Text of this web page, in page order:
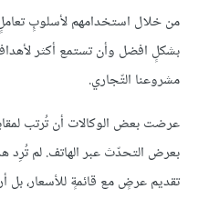
من خلال استخدامهم لأسلوبٍ تعاملٍ
بشكلٍ افضل وأن تستمع أكثر
مشروعنا التّجاري.
عرضت بعض الوكالات أن تُرتب
بعرض التحدّث عبر الهاتف. لم تُرِد
تقديم عرضٍ مع قائمةٍ للأسعار، بل